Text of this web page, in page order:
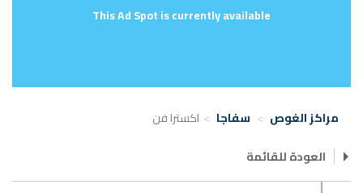
This Ad Spot is currently available
مراكز الغوص سفاجا
اكسترا فن
العودة للقائمة